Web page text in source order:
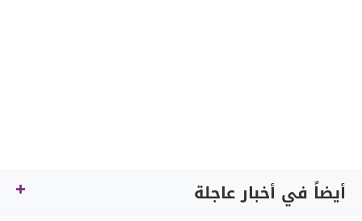
أيضاً في أخبار عاجلة